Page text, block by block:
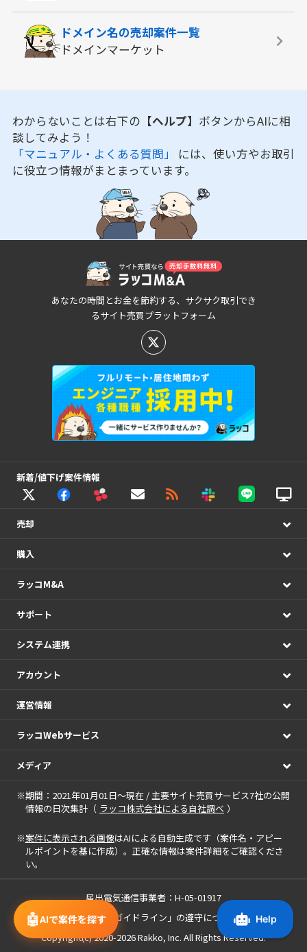
🤖AIで案件を探す
ドメイン名の売却案件一覧
ドメインマーケット
わからないことは右下の 【ヘルプ】 ボタンからAIに相
談してみよう！
「マニュアル・よくある質問」 には、使い方やお取引
に役立つ情報がまとまっています。
あなたの時間とお金を節約する、サクサク取引でき
るサイト売買プラットフォーム
新着/値下げ案件情報
売却
購入
ラッコM&A
サポート
システム連携
アカウント
運営情報
ラッコWebサービス
メディア
※期間：2021年01月01日～現在 / 主要サイト売買サービス7社の公開
情報の日次集計（ ラッコ株式会社による自社調べ ）
※案件に表示される画像はAIによる自動生成です（案件名・アピー
ルポイントを基に作成）。正確な情報は案件詳細をご確認くださ
い。
届出電気通信事業者：H-05-01917
「中小M&Aガイドライン」の遵守について
Copyright(c) 2020-2026Rakko, Inc. All Rights Reserved.